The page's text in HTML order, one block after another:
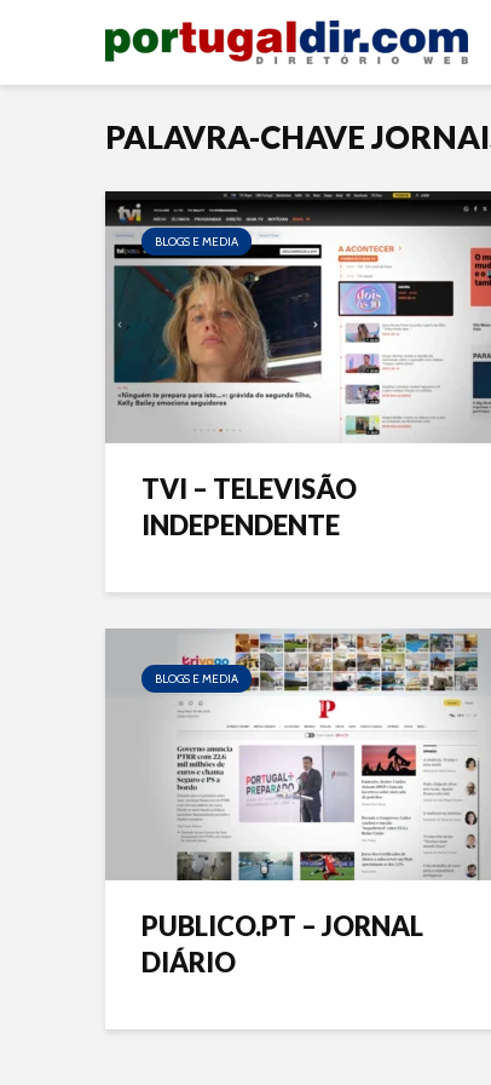
PALAVRA-CHAVE
BLOGS E MEDIA
TVI – TELEVISÃO
INDEPENDENTE
BLOGS E MEDIA
PUBLICO.PT – JORNAL
DIÁRIO